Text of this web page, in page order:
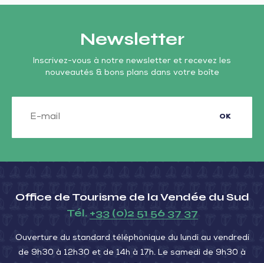
Newsletter
Inscrivez-vous à notre newsletter et recevez les
nouveautés & bons plans dans votre boîte
OK
Office de Tourisme de la Vendée du Sud
Tél. +33 (0)2 51 56 37 37
Ouverture du standard téléphonique du lundi au vendredi
de 9h30 à 12h30 et de 14h à 17h. Le samedi de 9h30 à